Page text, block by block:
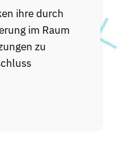
ihre durch
im Raum
zu